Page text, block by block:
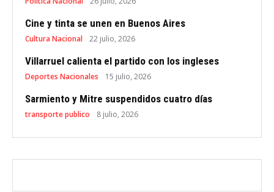
Cine y tinta se unen en Buenos Aires
Cultura Nacional 22 julio, 2026
Villarruel calienta el partido con los ingleses
Deportes Nacionales 15 julio, 2026
Sarmiento y Mitre suspendidos cuatro días
transporte publico 8 julio, 2026